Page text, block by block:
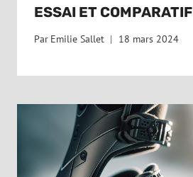
ESSAI ET COMPARATIF
Par Emilie Sallet 18 mars 2024